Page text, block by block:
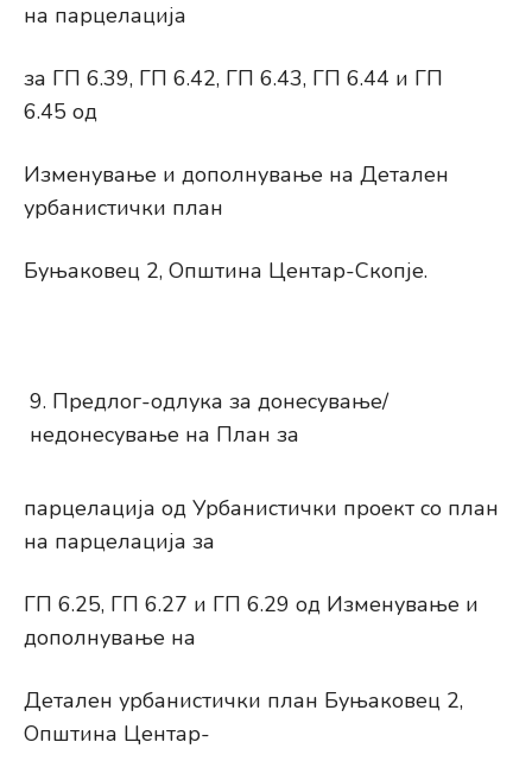
на парцелација
за ГП 6.39, ГП 6.42, ГП 6.43, ГП 6.44 и ГП
6.45 од
Изменување и дополнување на Детален
урбанистички план
Буњаковец 2, Општина Центар-Скопје.
Предлог-одлука за донесување/
недонесување на План за
парцелација од Урбанистички проект со план
на парцелација за
ГП 6.25, ГП 6.27 и ГП 6.29 од Изменување и
дополнување на
Детален урбанистички план Буњаковец 2,
Општина Центар-